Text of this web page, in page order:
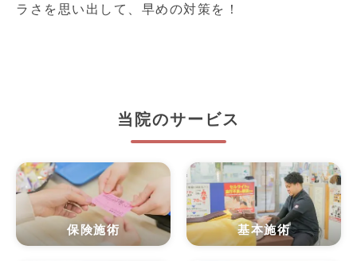
ラさを思い出して、早めの対策を！
当院のサービス
保険施術 基本施術